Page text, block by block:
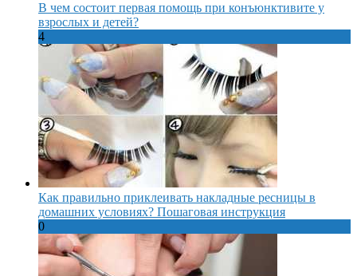
В чем состоит первая помощь при конъюнктивите у
взрослых и детей?
4
Как правильно приклеивать накладные ресницы в
домашних условиях? Пошаговая инструкция
0